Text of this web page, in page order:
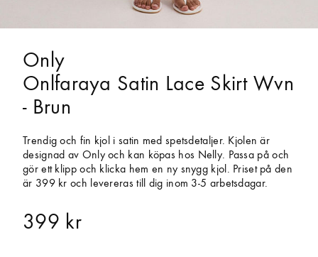
Only
Onlfaraya Satin Lace Skirt Wvn
- Brun
Trendig och fin kjol i satin med spetsdetaljer. Kjolen är
designad av Only och kan köpas hos Nelly. Passa på och
gör ett klipp och klicka hem en ny snygg kjol. Priset på den
är 399 kr och levereras till dig inom 3-5 arbetsdagar.
399 kr